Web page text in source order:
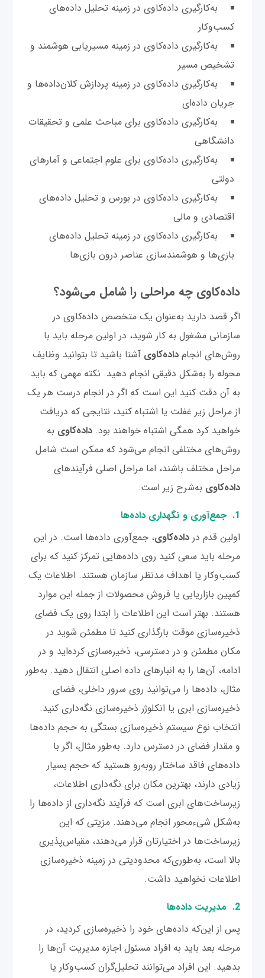
به‌کارگیری داده‌کاوی در زمینه تحلیل داده‌های
کسب‌و‌کار
به‌کارگیری داده‌کاوی در زمینه مسیریابی هوشمند و
تشخیص مسیر
به‌کارگیری داده‌کاوی در زمینه پردازش کلان‌داده‌ها و
جریان داده‌‌ای
به‌کارگیری داده‌کاوی برای مباحث علمی و تحقیقات
دانشگاهی
به‌کارگیری داده‌کاوی برای علوم اجتماعی و آمارهای
دولتی
به‌کارگیری داده‌کاوی در بورس و تحلیل داده‌های
اقتصادی و مالی
به‌کارگیری داده‌کاوی در زمینه تحلیل داده‌‌های
بازی‌ها و هوشمندسازی عناصر درون بازی‌ها
داده‌کاوی چه مراحلی را شامل می‌شود؟
اگر قصد دارید به‌عنوان یک متخصص داده‌کاوی در
سازمانی مشغول به کار شوید، در اولین مرحله باید با
روش‌های انجامداده‌کاوی آشنا باشید تا بتوانید وظایف
محوله را به‌شکل دقیقی انجام دهید. نکته مهمی که باید
به آن دقت کنید این است که اگر در انجام درست هر یک
از مراحل زیر غفلت یا اشتباه کنید، نتایجی که دریافت
خواهید کرد همگی اشتباه خواهند بود.داده‌کاوی به
روش‌های مختلفی انجام می‌شود که ممکن است شامل
مراحل مختلف باشند، اما مراحل اصلی فرآیندهای
داده‌کاوی به‌شرح زیر است:
1. جمع‌آوری و نگهداری داده‌ها
اولین قدم درداده‌کاوی، جمع‌آوری داده‌ها است. در این
مرحله باید سعی کنید روی داده‌هایی تمرکز کنید که برای
کسب‌وکار یا اهداف مدنظر سازمان هستند. اطلاعات یک
کمپین بازاریابی یا فروش محصولات از جمله این موارد
هستند. بهتر است این اطلاعات را ابتدا روی یک فضای
ذخیره‌سازی موقت بارگذاری کنید تا مطمئن شوید در
مکان مطمئن و در دسترسی، ذخیره‌سازی کرده‌اید و در
ادامه، آن‌ها را به انبارهای داده اصلی انتقال دهید. به‌طور
مثال، داده‌ها را می‌توانید روی سرور داخلی، فضای
ذخیره‌سازی ابری یا انکلوژر ذخیره‌سازی نگه‌داری کنید.
انتخاب نوع سیستم ذخیره‌سازی بستگی به حجم داده‌ها
و مقدار فضای در دسترس دارد. به‌طور مثال، اگر با
داده‌های فاقد ساختار روبه‌رو هستید که حجم بسیار
زیادی دارند، بهترین مکان برای نگه‌داری اطلاعات،
زیرساخت‌های ابری است که فرآیند نگه‌داری از داده‌ها را
به‌شکل شیء‌محور انجام می‌دهند. مزیتی که این
زیرساخت‌ها در اختیارتان قرار می‌دهند، مقیاس‌پذیری
بالا است، به‌طوری‌که محدودیتی در زمینه ذخیره‌سازی
اطلاعات نخواهید داشت.
2. مدیریت داده‌ها
پس از این‌که داده‌های خود را ذخیره‌سازی کردید، در
مرحله بعد باید به افراد مسئول اجازه مدیریت آن‌ها را
بدهید. این افراد می‌توانند تحلیل‌گران کسب‌وکار یا